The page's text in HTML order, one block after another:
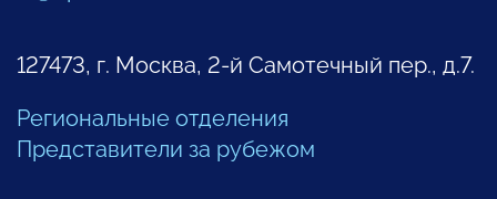
127473, г. Москва, 2-й Самотечный пер., д.7.
Региональные отделения
Представители за рубежом